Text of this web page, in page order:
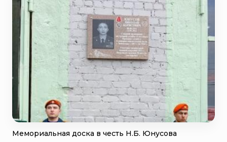
Мемориальная доска в честь Н.Б. Юнусова